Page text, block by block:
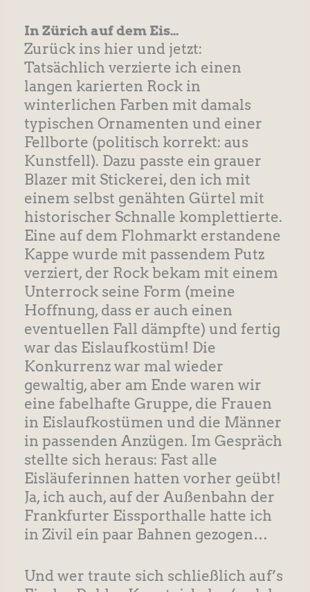
In Zürich auf dem Eis…
Zurück ins hier und jetzt:
Tatsächlich verzierte ich einen
langen karierten Rock in
winterlichen Farben mit damals
typischen Ornamenten und einer
Fellborte (politisch korrekt: aus
Kunstfell). Dazu passte ein grauer
Blazer mit Stickerei, den ich mit
einem selbst genähten Gürtel mit
historischer Schnalle komplettierte.
Eine auf dem Flohmarkt erstandene
Kappe wurde mit passendem Putz
verziert, der Rock bekam mit einem
Unterrock seine Form (meine
Hoffnung, dass er auch einen
eventuellen Fall dämpfte) und fertig
war das Eislaufkostüm! Die
Konkurrenz war mal wieder
gewaltig, aber am Ende waren wir
eine fabelhafte Gruppe, die Frauen
in Eislaufkostümen und die Männer
in passenden Anzügen. Im Gespräch
stellte sich heraus: Fast alle
Eisläuferinnen hatten vorher geübt!
Ja, ich auch, auf der Außenbahn der
Frankfurter Eissporthalle hatte ich
in Zivil ein paar Bahnen gezogen…
Und wer traute sich schließlich auf’s